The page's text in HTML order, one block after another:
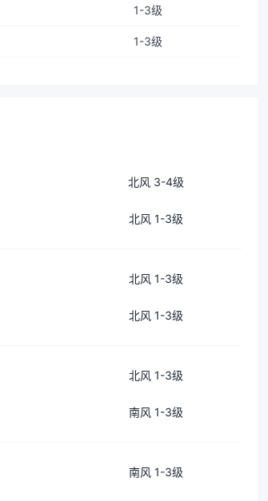
1-3级
1-3级
北风 3-4级
北风 1-3级
北风 1-3级
北风 1-3级
北风 1-3级
南风 1-3级
南风 1-3级